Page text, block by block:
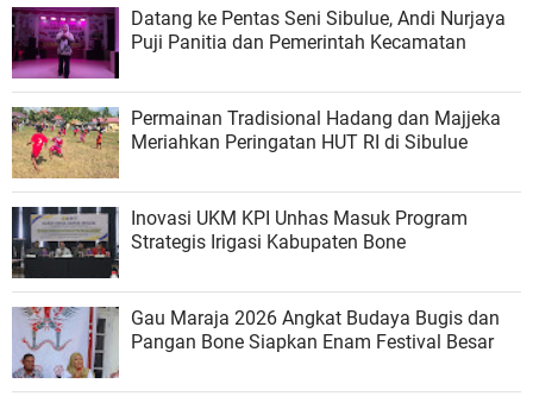
Datang ke Pentas Seni Sibulue, Andi Nurjaya
Puji Panitia dan Pemerintah Kecamatan
Permainan Tradisional Hadang dan Majjeka
Meriahkan Peringatan HUT RI di Sibulue
Inovasi UKM KPI Unhas Masuk Program
Strategis Irigasi Kabupaten Bone
Gau Maraja 2026 Angkat Budaya Bugis dan
Pangan Bone Siapkan Enam Festival Besar